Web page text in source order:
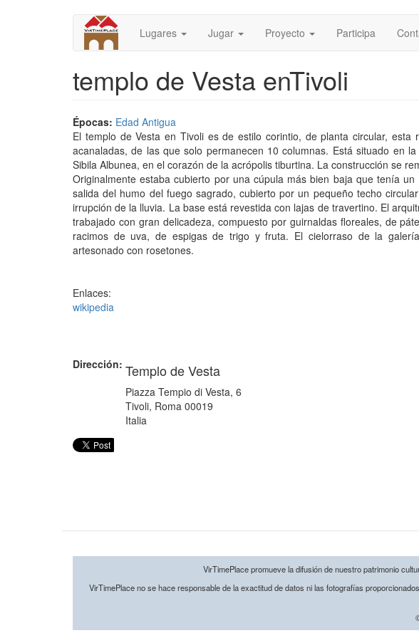
Lugares Jugar Proyecto Participa
templo de Vesta enTivoli
Épocas: Edad Antigua
El templo de Vesta en Tivoli es de estilo corintio, de planta circular,
acanaladas, de las que solo permanecen 10 columnas. Está situado en
Sibila Albunea, en el corazón de la acrópolis tiburtina. La construcción se
Originalmente estaba cubierto por una cúpula más bien baja que tenía
salida del humo del fuego sagrado, cubierto por un pequeño techo
irrupción de la lluvia. La base está revestida con lajas de travertino. El
trabajado con gran delicadeza, compuesto por guirnaldas floreales, de
racimos de uva, de espigas de trigo y fruta. El cielorraso de la
artesonado con rosetones.
Enlaces:
wikipedia
Dirección: Templo de Vesta
Piazza Tempio di Vesta, 6
Tivoli, Roma 00019
Italia
VirTimePlace promueve la difusión de nuestro patrimonio
VirTimePlace no se hace responsable de la exactitud de datos ni las fotografías